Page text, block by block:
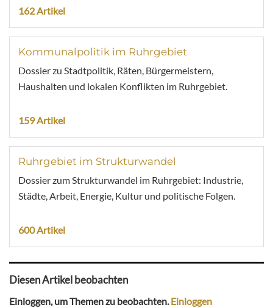
162 Artikel
Kommunalpolitik im Ruhrgebiet
Dossier zu Stadtpolitik, Räten, Bürgermeistern,
Haushalten und lokalen Konflikten im Ruhrgebiet.
159 Artikel
Ruhrgebiet im Strukturwandel
Dossier zum Strukturwandel im Ruhrgebiet: Industrie,
Städte, Arbeit, Energie, Kultur und politische Folgen.
600 Artikel
Diesen Artikel beobachten
Einloggen, um Themen zu beobachten.Einloggen